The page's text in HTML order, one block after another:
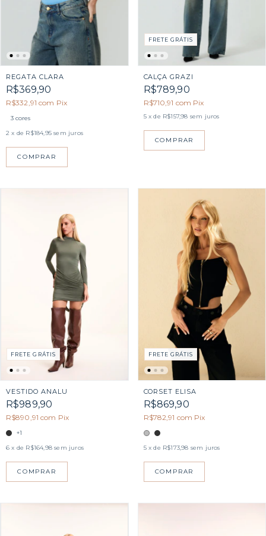
REGATA CLARA
R$369,90
R$332,91com Pix
3 cores
2 x de R$184,95 sem juros
COMPRAR
FRETE GRÁTIS
CALÇA GRAZI
R$789,90
R$710,91 com Pix
5 x de R$157,98 sem juros
COMPRAR
FRETE GRÁTIS
VESTIDO ANALU
R$989,90
R$890,91com Pix
+1
6 x de R$164,98 sem juros
COMPRAR
FRETE GRÁTIS
CORSET ELISA
R$869,90
R$782,91 com Pix
5 x de R$173,98 sem juros
COMPRAR